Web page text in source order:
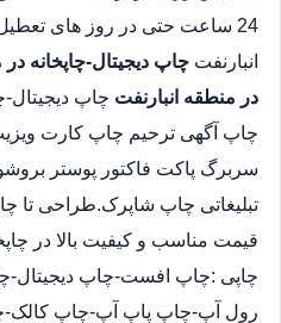
24 ساعت حتی در روز های
انبارنفت چاپ دیجیتال-چاپخانه در
در منطقه انبارنفت چاپ دیجیتال-
چاپ آگهی ترحیم چاپ کارت
سربرگ پاکت فاکتور پوستر
تبلیغاتی چاپ شاپرک.طراحی تا
قیمت مناسب و کیفیت بالا در
رول آپ-چاپ پاپ آپ-چاپ کالک-